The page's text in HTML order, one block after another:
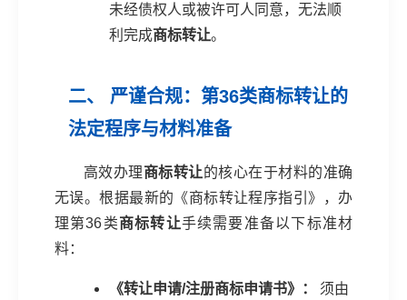
未经债权人或被许可人同意，无法顺
利完成商标转让。
二、 严谨合规：第36类商标转让的
法定程序与材料准备
高效办理商标转让的核心在于材料的准确
无误。根据最新的《商标转让程序指引》，办
理第36类商标转让手续需要准备以下标准材
料：
《转让申请/注册商标申请书》：
须由